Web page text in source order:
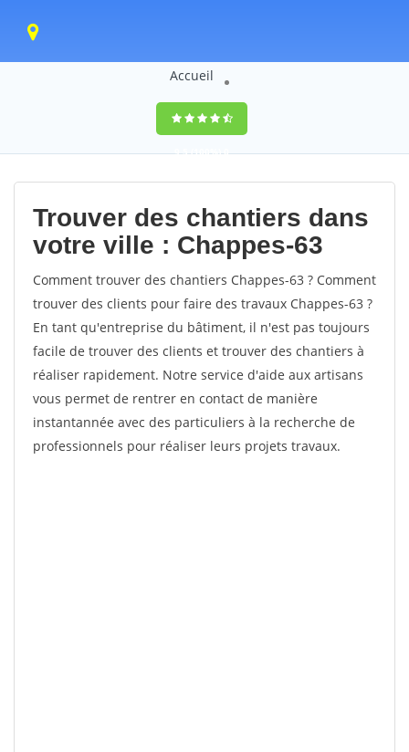
Accueil
9,5(100%)0
votes
Trouver des chantiers dans
votre ville : Chappes-63
Comment trouver des chantiers Chappes-63 ? Comment
trouver des clients pour faire des travaux Chappes-63 ?
En tant qu'entreprise du bâtiment, il n'est pas toujours
facile de trouver des clients et trouver des chantiers à
réaliser rapidement. Notre service d'aide aux artisans
vous permet de rentrer en contact de manière
instantannée avec des particuliers à la recherche de
professionnels pour réaliser leurs projets travaux.